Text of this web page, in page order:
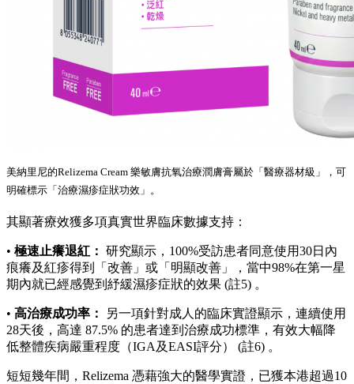
美納里尼的Relizema Cream 樂敏膚抗氧治療潤膚膏屬於「醫療器材級」，可
明確標示「治療濕疹症狀功效」。
其顯著療效獲多項真實世界臨床數據支持：
• 極速止癢退紅： 研究顯示，100%受訪患者同意使用30日內
痕癢及紅疹得到「改善」或「明顯改善」，當中98%在第一星
期內就已經感覺到紓緩濕疹症狀的效果 (註5) 。
• 高治療成功率：
另一項針對成人的臨床實證顯示，連續使用
28天後，高達 87.5% 的患者達到治療成功標準，有效大幅降
低整體疾病嚴重程度（IGA及EASI評分） (註6) 。
短短幾年間，Relizema 憑藉強大的醫學實證，已獲本港超過10